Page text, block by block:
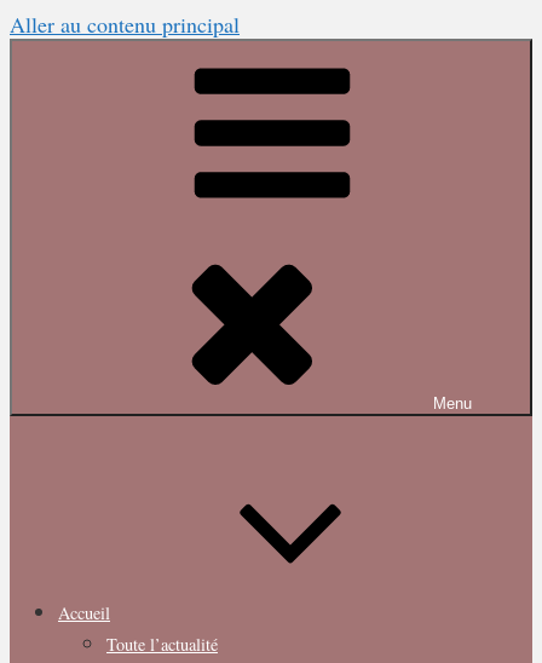
Aller au contenu principal
Menu
Accueil
Toute l’actualité